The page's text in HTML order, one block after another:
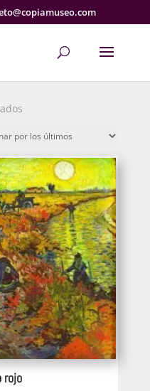
Ordenado
los
últimos
rojo